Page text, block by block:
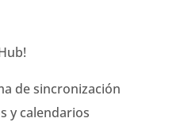
de sincronización
y calendarios